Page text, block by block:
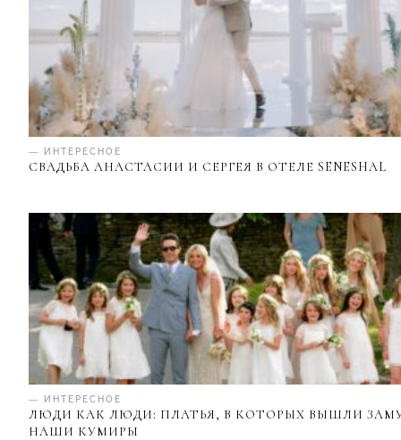
— ИНТЕРЕСНОЕ
СВАДЬБА АНАСТАСИИ И СЕРГЕЯ В ОТЕЛЕ SENESHAL
— ИНТЕРЕСНОЕ
ЛЮДИ КАК ЛЮДИ: ПЛАТЬЯ, В КОТОРЫХ ВЫШЛИ
НАШИ КУМИРЫ